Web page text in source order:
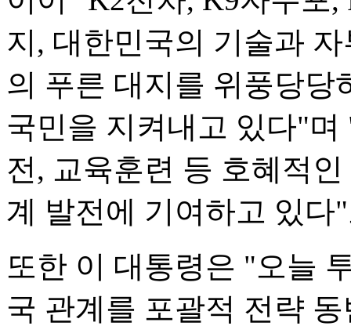
지, 대한민국의 기술과
의 푸른 대지를 위풍당당
국민을 지켜내고 있다"
전, 교육훈련 등 호혜적
계 발전에 기여하고 있다
또한 이 대통령은 "오늘
국 관계를 포괄적 전략